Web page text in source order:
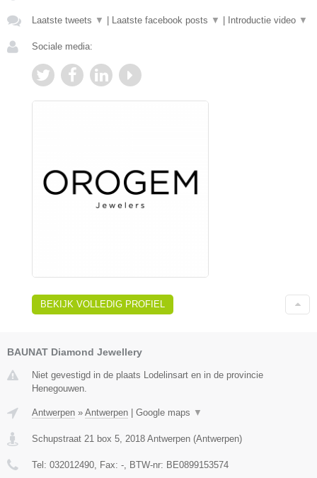
Laatste tweets ▼ Laatste facebook posts ▼ Introductie video ▼
Sociale media:
BEKIJK VOLLEDIG PROFIEL
BAUNAT Diamond Jewellery
Niet gevestigd in de plaats Lodelinsart en in de provincie
Henegouwen.
Antwerpen » Antwerpen Google maps ▼
Schupstraat 21 box 5, 2018 Antwerpen (Antwerpen)
Tel: 032012490, Fax: -, BTW-nr: BE0899153574